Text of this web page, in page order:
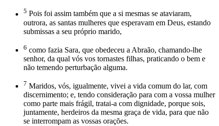
5 Pois foi assim também que a si mesmas se ataviaram,
outrora, as santas mulheres que esperavam em Deus, estando
submissas a seu próprio marido,
6 como fazia Sara, que obedeceu a Abraão, chamando-lhe
senhor, da qual vós vos tornastes filhas, praticando o bem e
não temendo perturbação alguma.
7 Maridos, vós, igualmente, vivei a vida comum do lar, com
discernimento; e, tendo consideração para com a vossa mulher
como parte mais frágil, tratai-a com dignidade, porque sois,
juntamente, herdeiros da mesma graça de vida, para que não
se interrompam as vossas orações.